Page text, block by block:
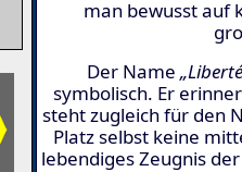
man bewusst auf
Der Name
symbolisch. Er
steht zugleich für den
Platz selbst keine
lebendiges Zeugnis